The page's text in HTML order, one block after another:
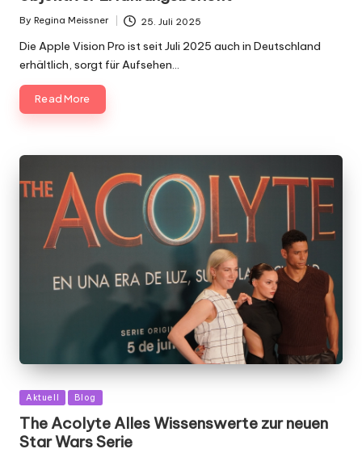
Posted
By Regina Meissner 25. Juli 2025
Die Apple Vision Pro ist seit Juli 2025 auch in Deutschland
erhältlich, sorgt für Aufsehen…
Read More
Posted
Aktuell Blog
The Acolyte Alles Wissenswerte zur neuen
Star Wars Serie